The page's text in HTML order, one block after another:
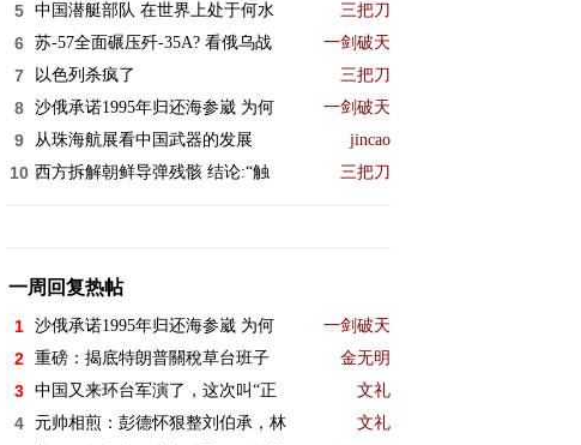
5 中国潜艇部队 在世界上处于何水 三把刀
6 苏-57全面碾压歼-35A? 看俄乌战 一剑破天
7 以色列杀疯了 三把刀
8 沙俄承诺1995年归还海参崴 为何 一剑破天
9 从珠海航展看中国武器的发展 jincao
10 西方拆解朝鲜导弹残骸 结论:“触 三把刀
一周回复热帖
1 沙俄承诺1995年归还海参崴 为何 一剑破天
2 重磅：揭底特朗普關稅草台班子 金无明
3 中国又来环台军演了，这次叫“正 文礼
4 元帅相煎：彭德怀狠整刘伯承，林 文礼